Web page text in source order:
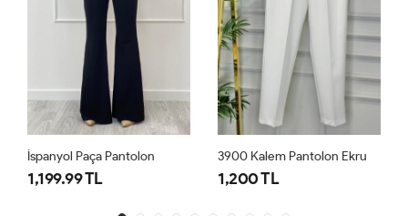
3900 Kalem Pantolon Ekru
1,200 TL 1,000 TL